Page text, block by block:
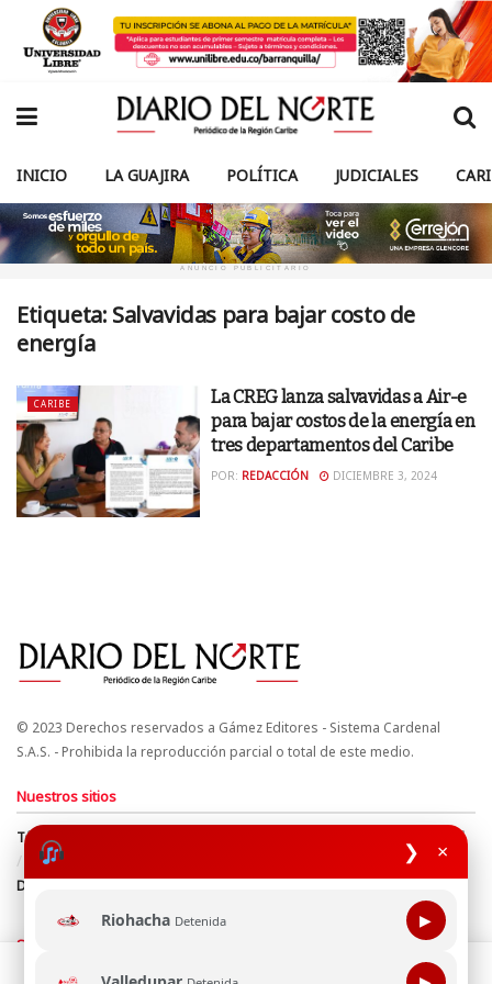
❯ ×
Riohacha Detenida ▶
INICIO LA GUAJIRA POLÍTICA JUDICIALES
ANUNCIO PUBLICITARIO
Etiqueta: Salvavidas para bajar costo de
energía
CARIBE
La CREG lanza salvavidas a Air-e
para bajar costos de la energía en
tres departamentos del Caribe
POR: REDACCIÓN DICIEMBRE 3, 2024
© 2023 Derechos reservados a Gámez Editores - Sistema Cardenal
S.A.S. - Prohibida la reproducción parcial o total de este medio.
Nuestros sitios
Términos y Condiciones
Derechos de Autor y Propiedad Intelectual
Política de uso de cookies
Política de Tratamiento de Datos
Directrices Editoriales
Síguenos
Esta página web usa cookie para mejorar tu experiencia de